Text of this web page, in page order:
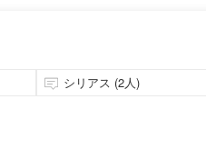
シリアス (2人)